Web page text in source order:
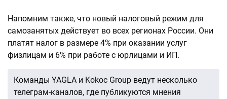
Напомним также, что новый налоговый режим для
самозанятых действует во всех регионах России. Они
платят налог в размере 4% при оказании услуг
физлицам и 6% при работе с юрлицами и ИП.
Команды YAGLA и Kokoc Group ведут несколько
телеграм-каналов, где публикуются мнения